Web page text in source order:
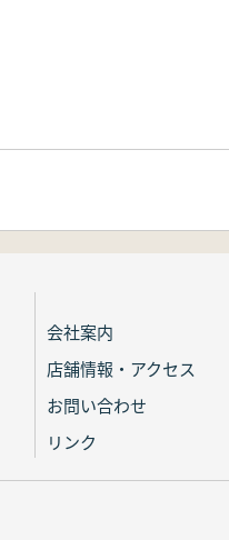
会社案内
店舗情報・アクセス
お問い合わせ
リンク